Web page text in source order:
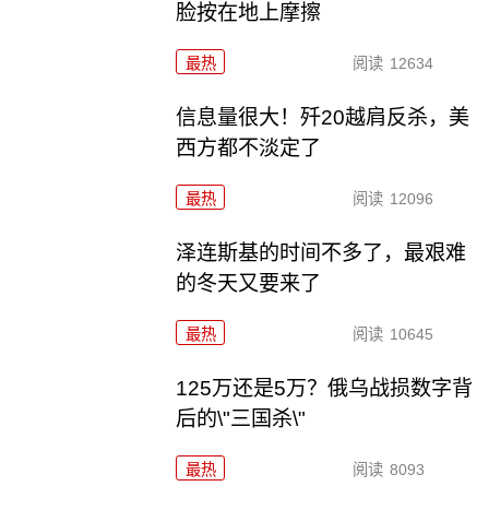
脸按在地上摩擦
最热 阅读 12634
信息量很大！歼20越肩反杀，美
西方都不淡定了
最热 阅读 12096
泽连斯基的时间不多了，最艰难
的冬天又要来了
最热 阅读 10645
125万还是5万？俄乌战损数字背
后的\"三国杀\"
最热 阅读 8093